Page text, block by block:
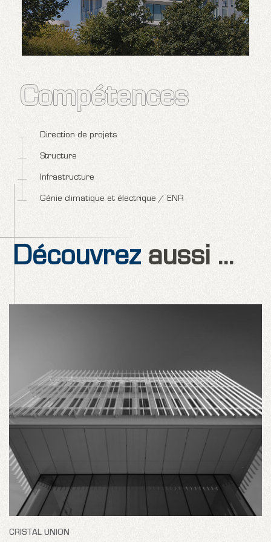
Compétences
Direction de projets
Structure
Infrastructure
Génie climatique et électrique / ENR
Découvrezaussi ...
CRISTAL UNION